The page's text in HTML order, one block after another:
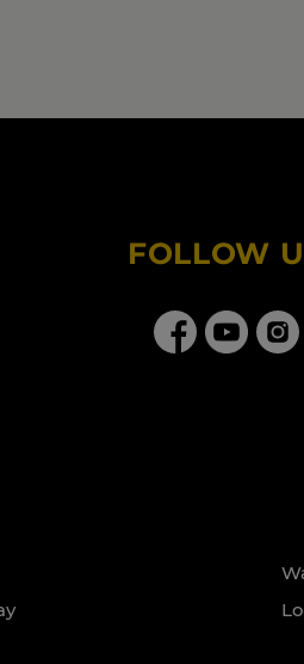
FOLLOW